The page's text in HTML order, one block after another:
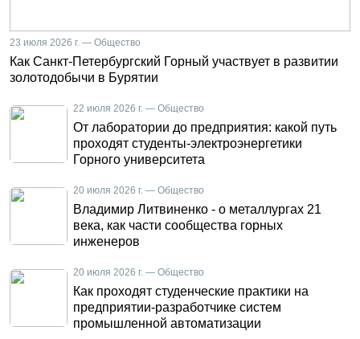
23 июля 2026 г. — Общество
Как Санкт-Петербургский Горный участвует в развитии
золотодобычи в Бурятии
22 июля 2026 г. — Общество
От лаборатории до предприятия: какой путь
проходят студенты-электроэнергетики
Горного университета
20 июля 2026 г. — Общество
Владимир Литвиненко - о металлургах 21
века, как части сообщества горных
инженеров
20 июля 2026 г. — Общество
Как проходят студенческие практики на
предприятии-разработчике систем
промышленной автоматизации